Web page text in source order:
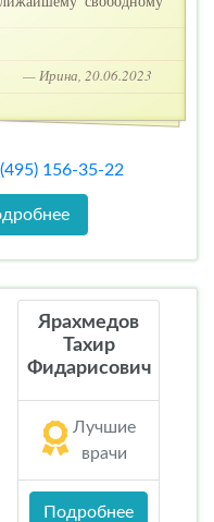
— Ирина, 20.06.2023
156-35-22
Ярахмедов
Тахир
Фидарисович
Лучшие
врачи
Подробнее